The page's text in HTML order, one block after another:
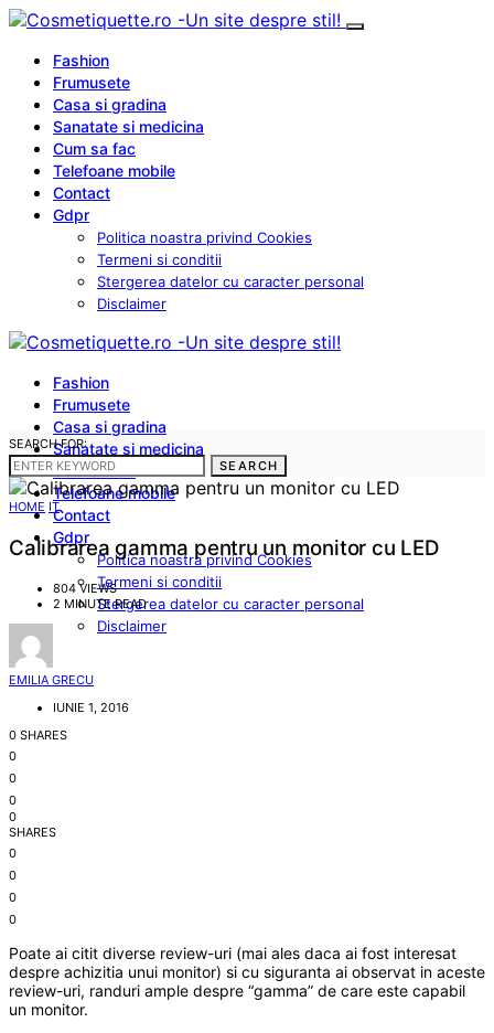
Fashion
Frumusete
Casa si gradina
Sanatate si medicina
Cum sa fac
Telefoane mobile
Contact
Gdpr
Politica noastra privind Cookies
Termeni si conditii
Stergerea datelor cu caracter personal
Disclaimer
Fashion
Frumusete
Casa si gradina
Sanatate si medicina
Cum sa fac
Telefoane mobile
Contact
Gdpr
Politica noastra privind Cookies
Termeni si conditii
Stergerea datelor cu caracter personal
Disclaimer
SEARCH FOR:
SEARCH
HOME IT
Calibrarea gamma pentru un monitor cu LED
804 VIEWS
2 MINUTE READ
EMILIA GRECU
IUNIE 1, 2016
0 SHARES
0
0
0
0
SHARES
0
0
0
0
Poate ai citit diverse review-uri (mai ales daca ai fost interesat
despre achizitia unui monitor) si cu siguranta ai observat in aceste
review-uri, randuri ample despre “gamma” de care este capabil
un monitor.